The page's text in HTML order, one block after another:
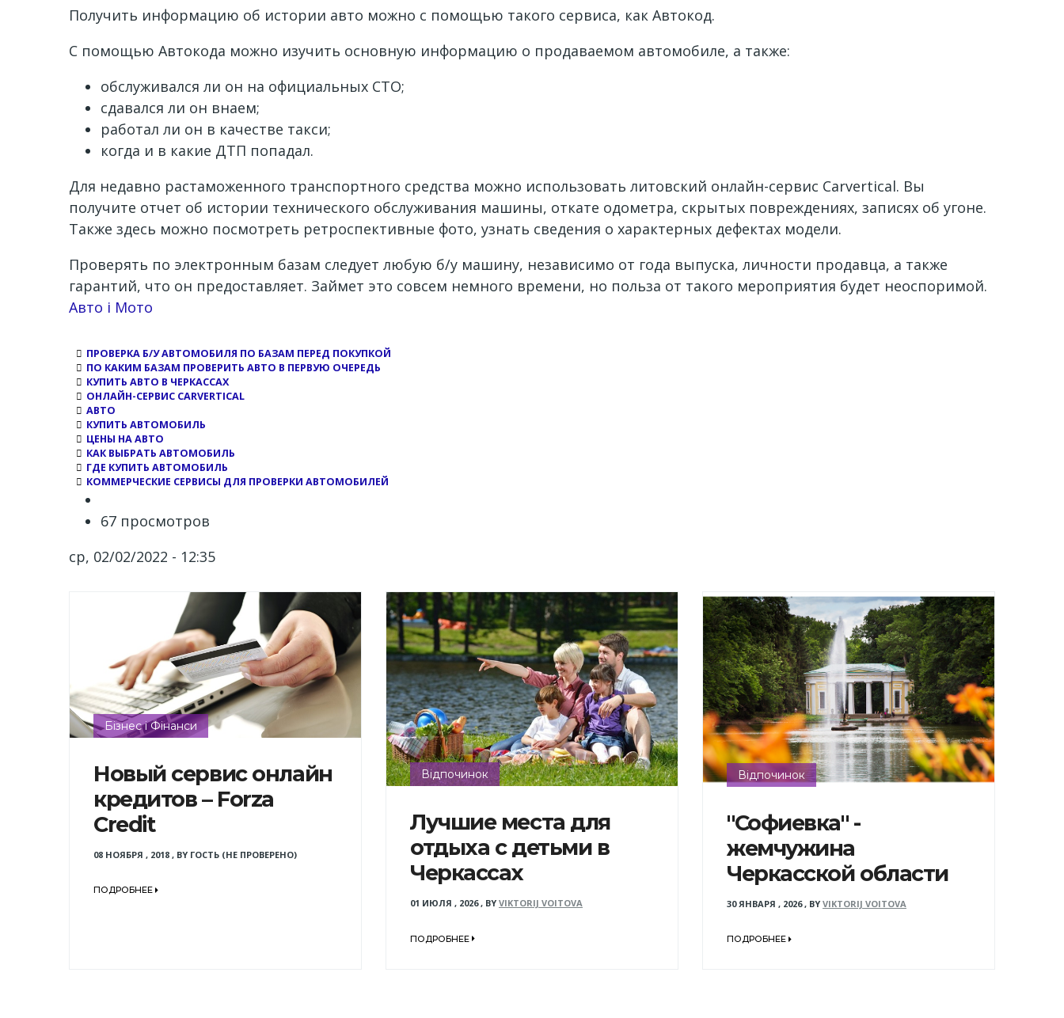
Получить информацию об истории авто можно с помощью такого сервиса, как Автокод.
С помощью Автокода можно изучить основную информацию о продаваемом автомобиле, а также:
обслуживался ли он на официальных СТО;
сдавался ли он внаем;
работал ли он в качестве такси;
когда и в какие ДТП попадал.
Для недавно растаможенного транспортного средства можно использовать литовский онлайн-сервис Carvertical. Вы
получите отчет об истории технического обслуживания машины, откате одометра, скрытых повреждениях, записях об угоне.
Также здесь можно посмотреть ретроспективные фото, узнать сведения о характерных дефектах модели.
Проверять по электронным базам следует любую б/у машину, независимо от года выпуска, личности продавца, а также
гарантий, что он предоставляет. Займет это совсем немного времени, но польза от такого мероприятия будет неоспоримой.
Channel
Авто і Мото
ПРОВЕРКА Б/У АВТОМОБИЛЯ ПО БАЗАМ ПЕРЕД ПОКУПКОЙ
ПО КАКИМ БАЗАМ ПРОВЕРИТЬ АВТО В ПЕРВУЮ ОЧЕРЕДЬ
КУПИТЬ АВТО В ЧЕРКАССАХ
ОНЛАЙН-СЕРВИС CARVERTICAL
АВТО
КУПИТЬ АВТОМОБИЛЬ
ЦЕНЫ НА АВТО
КАК ВЫБРАТЬ АВТОМОБИЛЬ
ГДЕ КУПИТЬ АВТОМОБИЛЬ
КОММЕРЧЕСКИЕ СЕРВИСЫ ДЛЯ ПРОВЕРКИ АВТОМОБИЛЕЙ
67 просмотров
ср, 02/02/2022 - 12:35
Бізнес і Фінанси
Новый сервис онлайн
кредитов – Forza
Credit
08 НОЯБРЯ , 2018 , BY ГОСТЬ (НЕ ПРОВЕРЕНО)
ПОДРОБНЕЕ
Відпочинок
Лучшие места для
отдыха с детьми в
Черкассах
01 ИЮЛЯ , 2026, BY VIKTORIJ VOITOVA
ПОДРОБНЕЕ
Відпочинок
"Софиевка" -
жемчужина
Черкасской области
30 ЯНВАРЯ , 2026, BY VIKTORIJ VOITOVA
ПОДРОБНЕЕ